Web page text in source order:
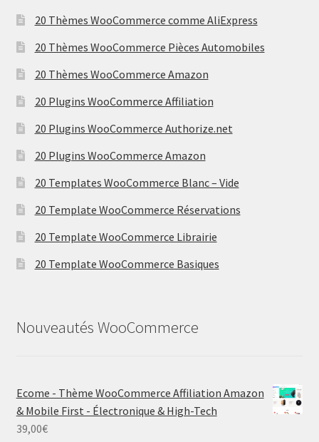
20 Thèmes WooCommerce comme AliExpress
20 Thèmes WooCommerce Pièces Automobiles
20 Thèmes WooCommerce Amazon
20 Plugins WooCommerce Affiliation
20 Plugins WooCommerce Authorize.net
20 Plugins WooCommerce Amazon
20 Templates WooCommerce Blanc – Vide
20 Template WooCommerce Réservations
20 Template WooCommerce Librairie
20 Template WooCommerce Basiques
Nouveautés WooCommerce
Ecome - Thème WooCommerce Affiliation Amazon
& Mobile First - Électronique & High-Tech
39,00€